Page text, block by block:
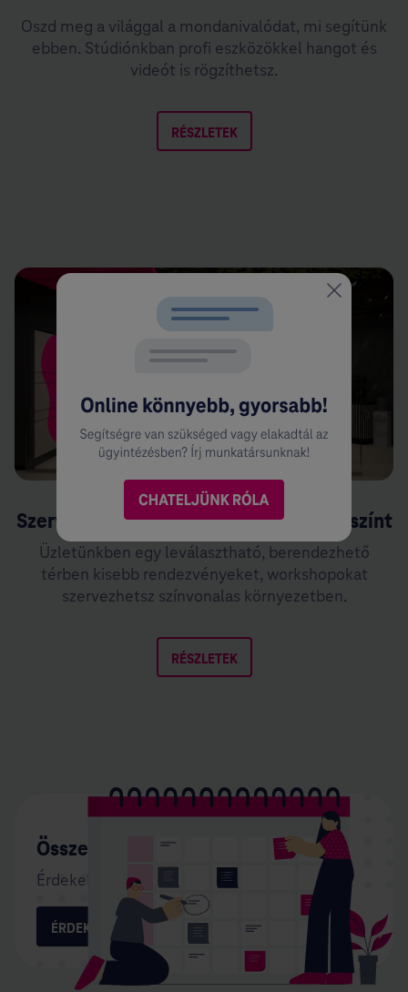
Oszd meg a világgal a mondanivalódat, mi segítünk
ebben. Stúdiónkban profi eszközökkel hangot és
videót is rögzíthetsz.
RÉSZLETEK
Szervezz rendezvényt, mi adjuk a helyszínt
Üzletünkben egy leválasztható, berendezhető
térben kisebb rendezvényeket, workshopokat
szervezhetsz színvonalas környezetben.
RÉSZLETEK
Összes esemény az üzletben
Érdekel egy esemény? Regisztrálj!
ÉRDEKEL